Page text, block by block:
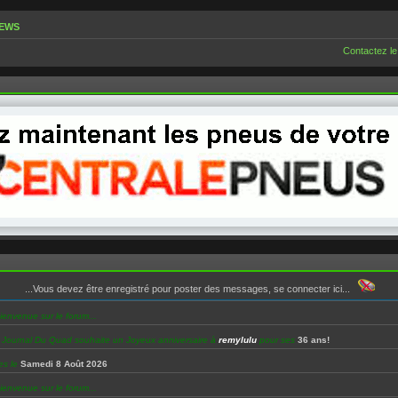
Contactez
...Vous devez être enregistré pour poster des messages, se connecter ici...
sur le forum...
Journal Du Quad souhaite un Joyeux anniversaire àremylulu pour ses36 ans!
leSamedi 8 Août 2026
sur le forum...